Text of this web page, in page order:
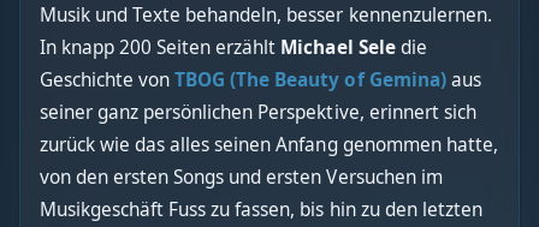
Musik und Texte behandeln, besser kennenzulernen.
In knapp 200 Seiten erzählt Michael Seledie
Geschichte vonTBOG (The Beauty of Gemina) aus
seiner ganz persönlichen Perspektive, erinnert sich
zurück wie das alles seinen Anfang genommen hatte,
von den ersten Songs und ersten Versuchen im
Musikgeschäft Fuss zu fassen, bis hin zu den letzten